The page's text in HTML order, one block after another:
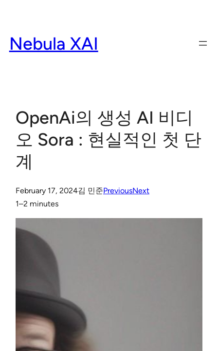
content
Nebula XAI
OpenAi의 생성 AI 비디
오 Sora : 현실적인 첫 단
계
February 17, 2024김 민준PreviousNext
1–2 minutes